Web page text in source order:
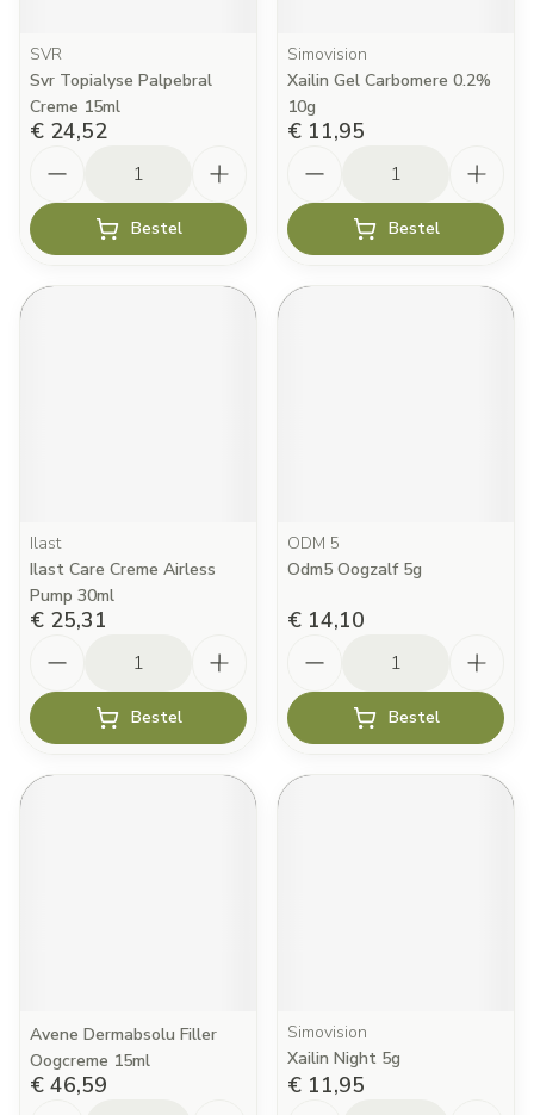
SVR
Svr Topialyse Palpebral
Creme 15ml
€ 24,52
Bestel
Simovision
Xailin Gel Carbomere 0.2%
10g
€ 11,95
Bestel
Ilast
Ilast Care Creme Airless
Pump 30ml
€ 25,31
Bestel
ODM 5
Odm5 Oogzalf 5g
€ 14,10
Bestel
Avene Dermabsolu Filler
Oogcreme 15ml
€ 46,59
Simovision
Xailin Night 5g
€ 11,95